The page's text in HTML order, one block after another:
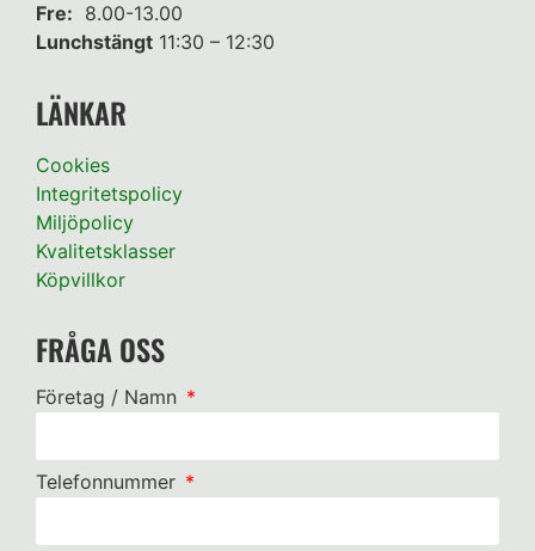
Fre: 8.00-13.00
Lunchstängt 11:30 – 12:30
LÄNKAR
Cookies
Integritetspolicy
Miljöpolicy
Kvalitetsklasser
Köpvillkor
FRÅGA OSS
Företag / Namn
Telefonnummer